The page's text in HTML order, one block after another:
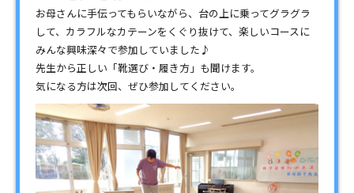
お母さんに手伝ってもらいながら、台の上に乗ってグラグラ
して、カラフルなカテーンをくぐり抜けて、楽しいコースに
みんな興味深々で参加していました♪
先生から正しい「靴選び・履き方」も聞けます。
気になる方は次回、ぜひ参加してください。